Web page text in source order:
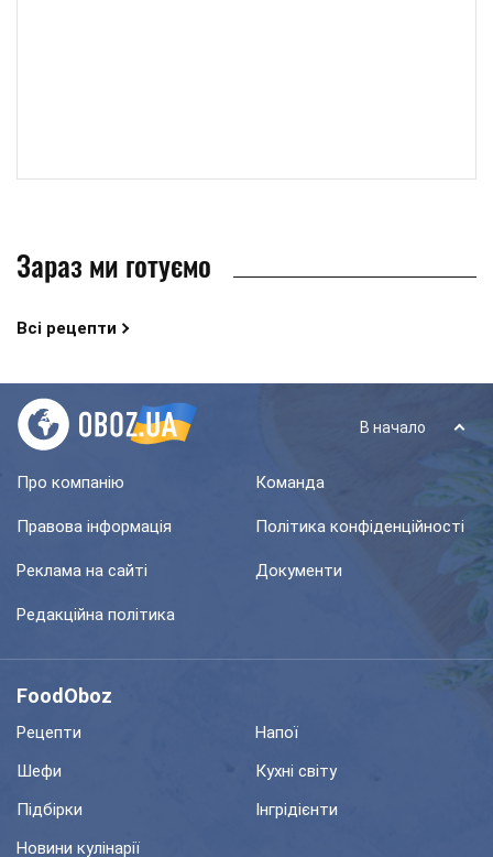
Зараз ми готуємо
Всі рецепти
В начало
Про компанію Команда
Правова інформація Політика конфіденційності
Реклама на сайті Документи
Редакційна політика
FoodOboz
Рецепти
Напої
Шефи
Кухні світу
Підбірки
Інгрідієнти
Новини кулінарії